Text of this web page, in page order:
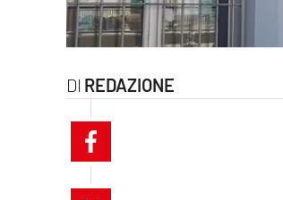
lacitymag.it
cosenzachannel.it
catanzarochannel.it
REDAZIONE